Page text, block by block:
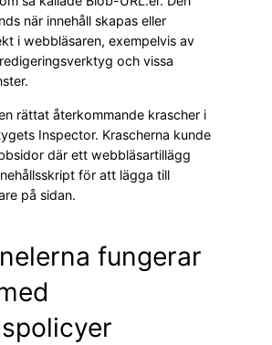
när innehåll skapas eller
i webbläsaren, exempelvis av
och vissa
rättat återkommande krascher i
Inspector. Krascherna kunde
där ett webbläsartillägg
för att lägga till
på sidan.
fungerar